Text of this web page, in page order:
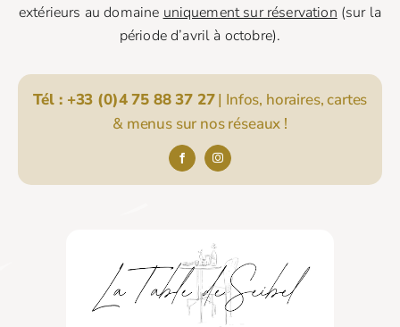
extérieurs au domaine uniquement sur réservation (sur la
période d’avril à octobre).
Tél : +33 (0)4 75 88 37 27| Infos, horaires, cartes
& menus sur nos réseaux !